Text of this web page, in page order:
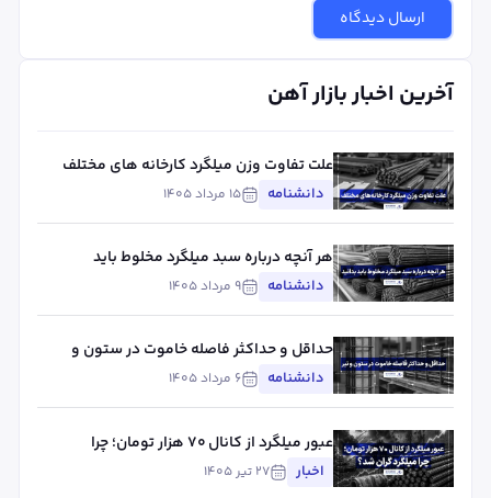
ارسال دیدگاه
آخرین اخبار بازار آهن
علت تفاوت وزن میلگرد کارخانه های مختلف
چیست؟ بررسی استاندارد، تلورانس و عوامل
مؤثر
دانشنامه ۱۵ مرداد ۱۴۰۵
هر آنچه درباره سبد میلگرد مخلوط باید
بدانید
دانشنامه ۹ مرداد ۱۴۰۵
حداقل و حداکثر فاصله خاموت در ستون و
تیر
دانشنامه ۶ مرداد ۱۴۰۵
عبور میلگرد از کانال ۷۰ هزار تومان؛ چرا
میلگرد گران شد؟
اخبار ۲۷ تیر ۱۴۰۵